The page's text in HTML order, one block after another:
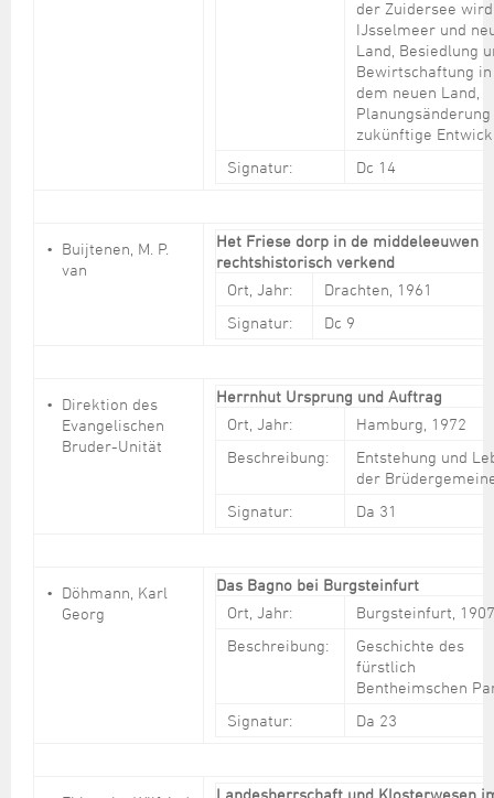
der Zuidersee
IJsselmeer und
Land, Besiedlung
Bewirtschaftung in
dem neuen Land,
zukünftige
Signatur:
Dc 14
Buijtenen, M. P.
van
Het Friese dorp in de middeleeuwen
rechtshistorisch verkend
Ort, Jahr:
Drachten, 1961
Signatur:
Dc 9
Direktion des
Evangelischen
Bruder-Unität
Herrnhut Ursprung und Auftrag
Ort, Jahr:
Hamburg, 1972
Beschreibung:
Entstehung und
der
Signatur:
Da 31
Döhmann, Karl
Georg
Das Bagno bei Burgsteinfurt
Ort, Jahr:
Burgsteinfurt, 1907
Beschreibung:
Geschichte des
fürstlich
Bentheimschen
Signatur:
Da 23
Landesherrschaft und Klosterwesen